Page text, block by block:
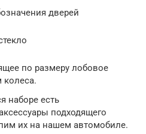
дверей
по размеру лобовое
колеса.
наборе есть
подходящего
их на нашем автомобиле.